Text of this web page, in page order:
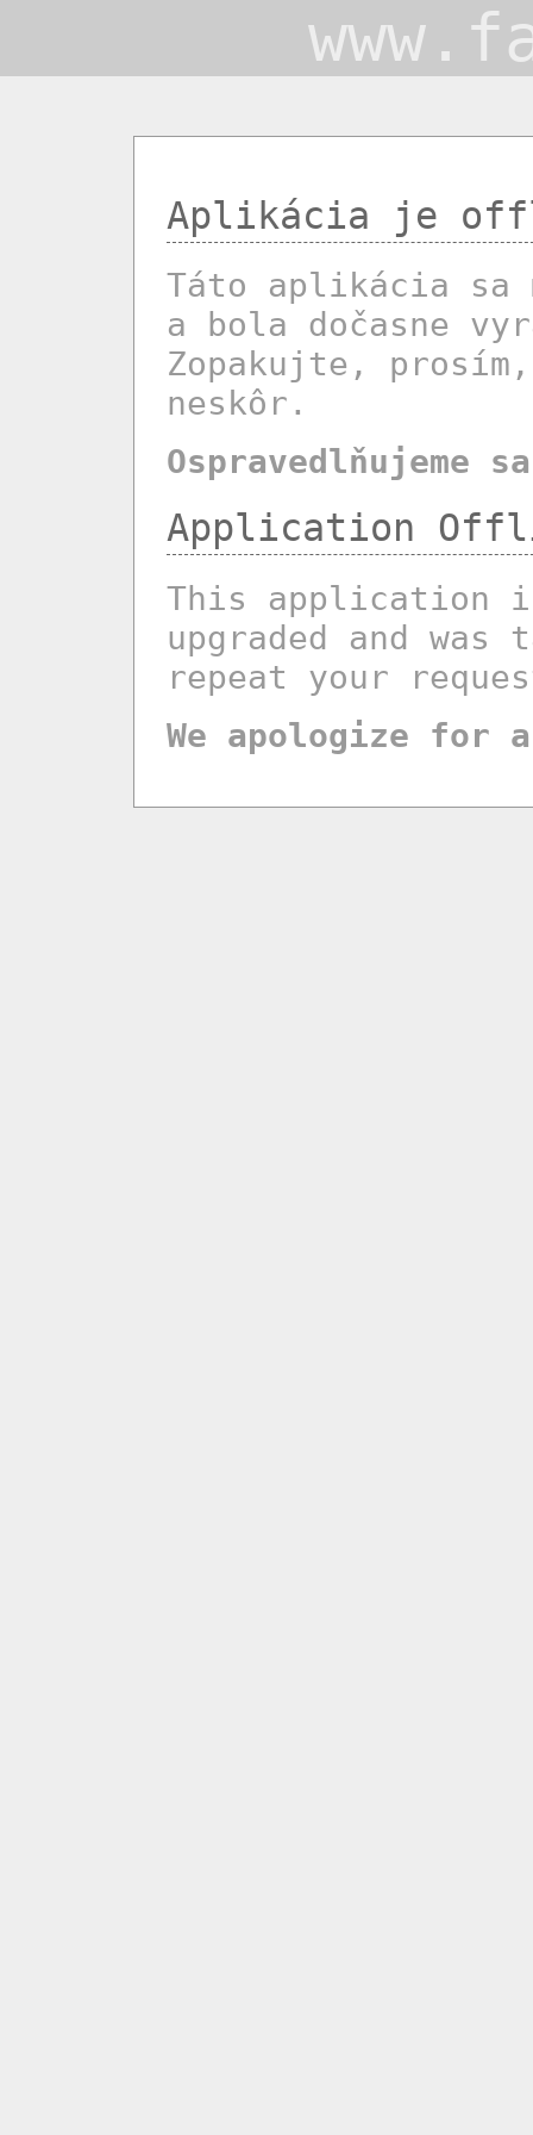
Aplikácia je
Táto aplikácia sa
a bola dočasne
Zopakujte,
neskôr.
Ospravedlňujeme
Application
This application
upgraded and
repeat your
We apologize for